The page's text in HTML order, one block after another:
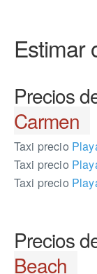
Estimar
Precios
Carmen
Taxi precio
Taxi precio
Taxi precio
Precios
Beach